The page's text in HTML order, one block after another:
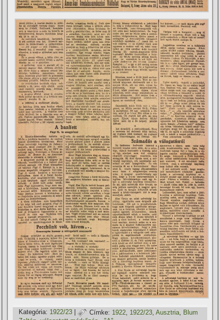
Kategória: 1922/23 | Címke: 1922 1922/23 ,Ausztria Blum